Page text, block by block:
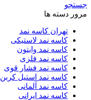
جستجو
مرور دسته ها
تهران کاسه نمد
کاسه نمد لاستیکی
کاسه نمد وایتون
کاسه نمد فلزی
کاسه نمد فشار قوی
کاسه نمد استیل کربن
کاسه نمد آلمانی
کاسه نمد ایرانی